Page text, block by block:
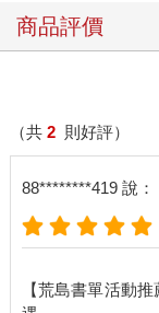
下，再也了無聲息。
莊天然眼睜睜看著
莊天然差點軟了膝
從屋外回來的封蕭
濕的上衣僅是襯托
封蕭生舉步靠近，
被割斷的劉海，秀
莊天然看向封蕭生
一閃即逝的放鬆與
的？」
人隔絕。
商品評價
（共 2 則好評）
88********419 說：
【荒島書單活動